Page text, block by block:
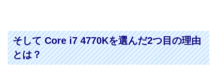
そして Core i7 4770Kを選んだ2つ目の理由
とは？